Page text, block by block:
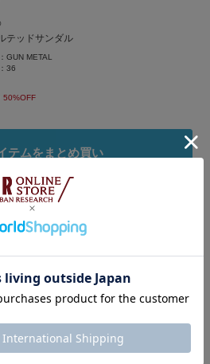
テッドサンダル
GUN METAL
36
50%OFF
テムをまとめ買い
#SENSEOFPLACE
by URBAN RESEAR
ーブ #低身長女子 #イエベ秋